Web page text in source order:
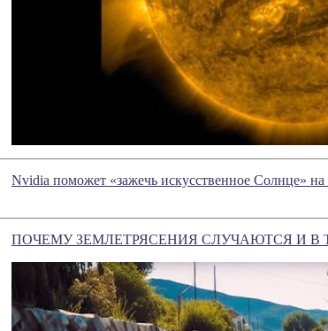
Nvidia поможет «зажечь искусственное Солнце» на
ПОЧЕМУ ЗЕМЛЕТРЯСЕНИЯ СЛУЧАЮТСЯ И